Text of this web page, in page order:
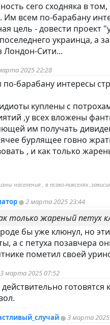
сего сходняка в
Им всем по-барабану
цель - довести
украинца, а
Лондон-Сити...
2025 22:28
барабану интересы
куплены с
,у всех вложены
им получать
бурлящее говно
, и как только
населения , в псако-пикселях
2 марта 2025 23:44
только жареный петух
бы уже клюнул, но
а с петуха позавчера
пометил своей
3 марта 2025 07:52
готовятся
3 марта 2025